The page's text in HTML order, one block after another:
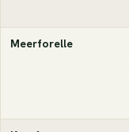
Meerforelle